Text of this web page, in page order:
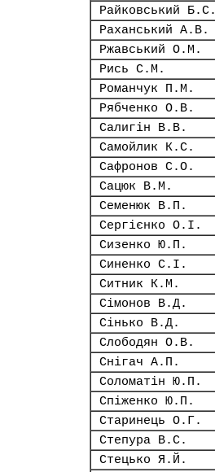
Райковський Б.С.
Раханський А.В.
Ржавський О.М.
Рись С.М.
Романчук П.М.
Рябченко О.В.
Салигін В.В.
Самойлик К.С.
Сафронов С.О.
Сацюк В.М.
Семенюк В.П.
Сергієнко О.І.
Сизенко Ю.П.
Синенко С.І.
Ситник К.М.
Сімонов В.Д.
Сінько В.Д.
Слободян О.В.
Снігач А.П.
Соломатін Ю.П.
Спіженко Ю.П.
Старинець О.Г.
Степура В.С.
Стецько Я.Й.